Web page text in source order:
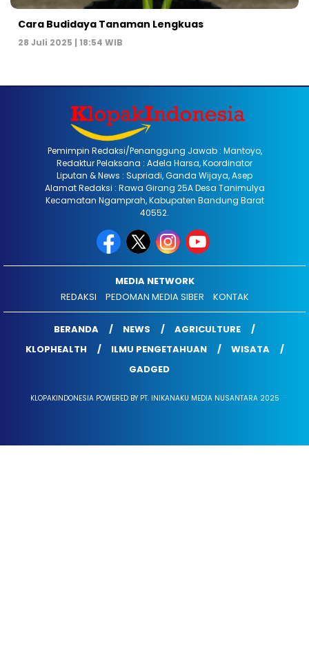
Cara Budidaya Tanaman Lengkuas
28 Juli 2025 | 18:54 WIB
Pemimpin Redaksi/Penanggung Jawab : Mantoyo,
Redaktur Pelaksana : Adela Harsa, Koordinator
Liputan & News : Supriadi, Ganda Wijaya, Asep
Alamat Redaksi : Rawa Girang 25A Desa Tanimulya
Kecamatan Ngamprah, Kabupaten Bandung Barat
40552.
MEDIA NETWORK
REDAKSI
PEDOMAN MEDIA SIBER KONTAK
BERANDA NEWS
AGRICULTURE
KLOPHEALTH
ILMU PENGETAHUAN
WISATA
GADGED
KLOPAKINDONESIA POWERED BY PT. INIKANAKU MEDIA NUSANTARA 2025